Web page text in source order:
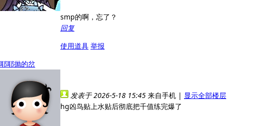
smp的啊，忘了？
回复
使用道具 举报
耶耶抛的岔
发表于 2026-5-18 15:45 来自手机 | 显示全部楼层
hg凶鸟贴上水贴后彻底把千值练完爆了